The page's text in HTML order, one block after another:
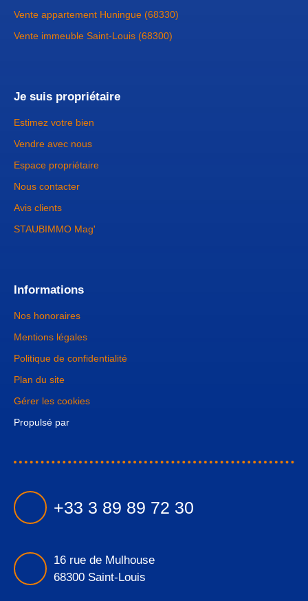
Vente appartement Huningue (68330)
Vente immeuble Saint-Louis (68300)
Je suis propriétaire
Estimez votre bien
Vendre avec nous
Espace propriétaire
Nous contacter
Avis clients
STAUBIMMO Mag'
Informations
Nos honoraires
Mentions légales
Politique de confidentialité
Plan du site
Gérer les cookies
Propulsé par
+33 3 89 89 72 30
16 rue de Mulhouse
68300 Saint-Louis